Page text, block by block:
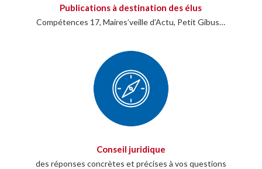
Publications à destination des élus
Compétences 17, Maires’veille d’Actu, Petit Gibus…
Conseil juridique
des réponses concrètes et précises à vos questions